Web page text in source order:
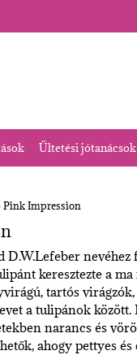
Ültetési jótanácsok
Impression
nevéhez
keresztezte a
tartós
a tulipánok
narancs és
ahogy pettyes